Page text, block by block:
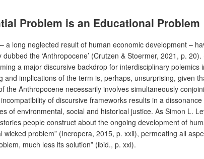
Problem is an Educational Problem
a long neglected result of human economic development –
the ‘Anthropocene’ (Crutzen & Stoermer, 2021, p.
a major discursive backdrop for interdisciplinary
implications of the term is, perhaps, unsurprising, given
Anthropocene necessarily involves simultaneously
of discursive frameworks results in a
of environmental, social and historical justice. As Simon L.
people construct about the ongoing development of
problem” (Incropera, 2015, p. xxii), permeating all
much less its solution” (ibid., p. xxi).